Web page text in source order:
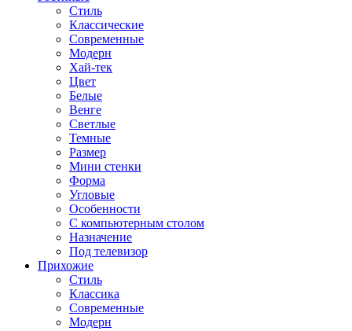
Стиль
Классические
Современные
Модерн
Хай-тек
Цвет
Белые
Венге
Светлые
Темные
Размер
Мини стенки
Форма
Угловые
Особенности
С компьютерным столом
Назначение
Под телевизор
Прихожие
Стиль
Классика
Современные
Модерн